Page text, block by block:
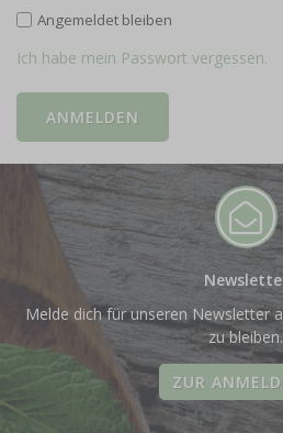
Angemeldet bleiben
Ich habe mein Passwort vergessen.
Melde dich für unseren Newsletter
zu bleiben.
ZUR